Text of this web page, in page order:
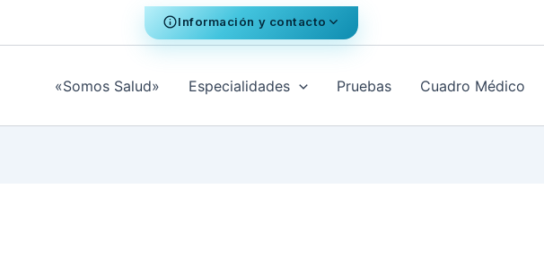
Información y contacto
«Somos Salud» Especialidades Pruebas Cuadro Médico